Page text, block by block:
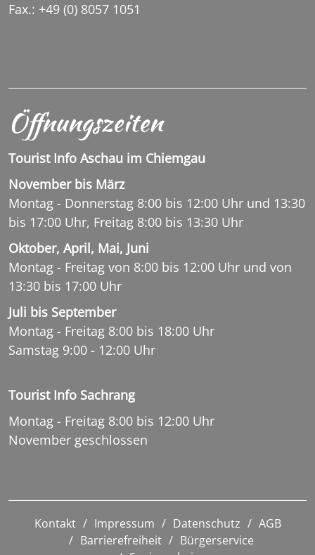
Fax.: +49 (0) 8057 1051
Öffnungszeiten
Tourist Info Aschau im Chiemgau
November bis März
Montag - Donnerstag 8:00 bis 12:00 Uhr und 13:30
bis 17:00 Uhr, Freitag 8:00 bis 13:30 Uhr
Oktober, April, Mai, Juni
Montag - Freitag von 8:00 bis 12:00 Uhr und von
13:30 bis 17:00 Uhr
Juli bis September
Montag - Freitag 8:00 bis 18:00 Uhr
Samstag 9:00 - 12:00 Uhr
Tourist Info Sachrang
Montag - Freitag 8:00 bis 12:00 Uhr
November geschlossen
Kontakt Impressum Datenschutz
AGB
Barrierefreiheit
Bürgerservice